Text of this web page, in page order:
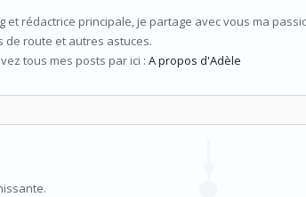
et rédactrice principale, je partage avec vous ma
de route et autres astuces.
tous mes posts par ici : A propos d'Adèle